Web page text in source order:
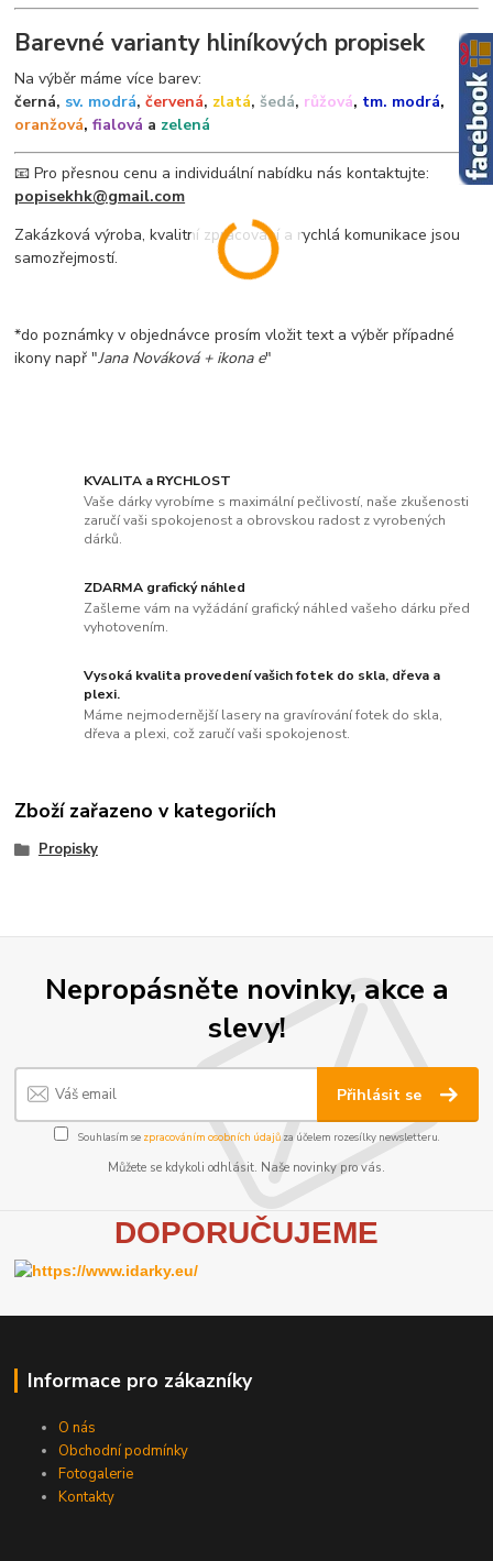
KVALITA a RYCHLOST
Vaše dárky vyrobíme s maximální pečlivostí, naše zkušenosti
zaručí vaši spokojenost a obrovskou radost z vyrobených
dárků.
ZDARMA grafický náhled
Zašleme vám na vyžádání grafický náhled vašeho dárku před
vyhotovením.
Vysoká kvalita provedení vašich fotek do skla, dřeva a
plexi.
Máme nejmodernější lasery na gravírování fotek do skla,
dřeva a plexi, což zaručí vaši spokojenost.
Barevné varianty hliníkových propisek
Na výběr máme více barev:
černá, sv. modrá,červená, zlatá, šedá, růžová, tm. modrá,
oranžová,fialová a zelená
📧 Pro přesnou cenu a individuální nabídku nás kontaktujte:
popisekhk@gmail.com
Zakázková výroba, kvalitní zpracování a rychlá komunikace jsou
samozřejmostí.
*do poznámky v objednávce prosím vložit text a výběr případné
ikony např "Jana Nováková + ikona e"
Zboží zařazeno v kategoriích
Propisky
Nepropásněte novinky, akce a
slevy!
Přihlásit se
Souhlasím se zpracováním osobních údajůza účelem rozesílky newsletteru.
Můžete se kdykoli odhlásit. Naše novinky pro vás.
DOPORUČUJEME
Informace pro zákazníky
O nás
Obchodní podmínky
Fotogalerie
Kontakty